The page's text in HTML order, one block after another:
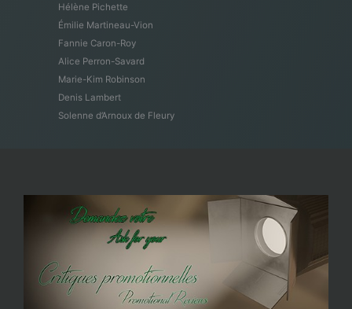
Hélène Pichette
Émilie Martineau-Vion
Fannie Caron-Roy
Alice Perron-Savard
Marie-Kim Robinson
Denis Lambert
Solenne d’Arnoux de Fleury